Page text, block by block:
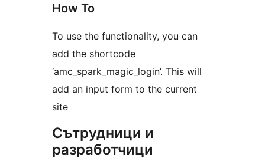
How To
To use the functionality, you can
add the shortcode
‘amc_spark_magic_login’. This will
add an input form to the current
site
Сътрудници и
разработчици